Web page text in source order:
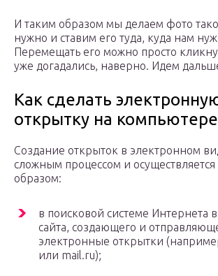
И таким образом мы делаем фото
нужно и ставим его туда, куда нам
Перемещать его можно просто
уже догадались, наверно. Идем
Как сделать
открытку на компьютере
Создание открыток в электронном
сложным процессом и
образом:
в поисковой системе Интернета
сайта, создающего и
электронные открытки
или mail.ru);